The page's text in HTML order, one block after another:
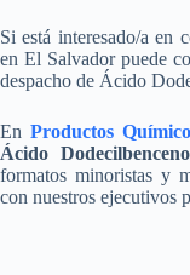
Si está interesado/a en
en El Salvador puede
despacho de Ácido
En Productos
Ácido
formatos minoristas y
con nuestros ejecutivos